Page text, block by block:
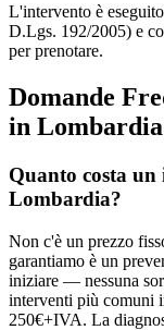
L'intervento è
D.Lgs. 192/2005) e
per prenotare.
Domande
in Lombardia
Quanto costa
Lombardia?
Non c'è un prezzo
garantiamo è un
iniziare — nessuna
interventi più comuni
250€+IVA. La